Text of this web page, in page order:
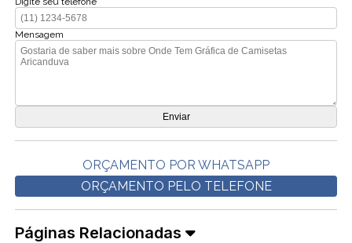
Mensagem
ORÇAMENTO POR WHATSAPP
ORÇAMENTO PELO TELEFONE
Páginas Relacionadas